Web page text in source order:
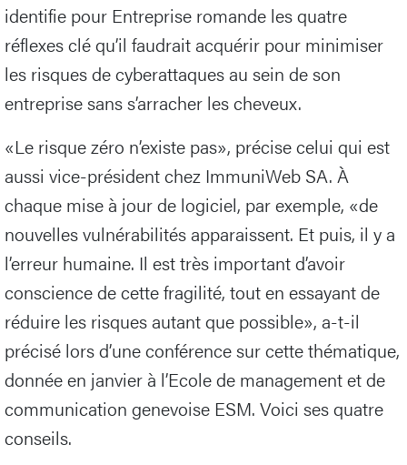
identifie pour Entreprise romande les quatre
réflexes clé qu’il faudrait acquérir pour minimiser
les risques de cyberattaques au sein de son
entreprise sans s’arracher les cheveux.
«Le risque zéro n’existe pas», précise celui qui est
aussi vice-président chez ImmuniWeb SA. À
chaque mise à jour de logiciel, par exemple, «de
nouvelles vulnérabilités apparaissent. Et puis, il y a
l’erreur humaine. Il est très important d’avoir
conscience de cette fragilité, tout en essayant de
réduire les risques autant que possible», a-t-il
précisé lors d’une conférence sur cette thématique,
donnée en janvier à l’Ecole de management et de
communication genevoise ESM. Voici ses quatre
conseils.